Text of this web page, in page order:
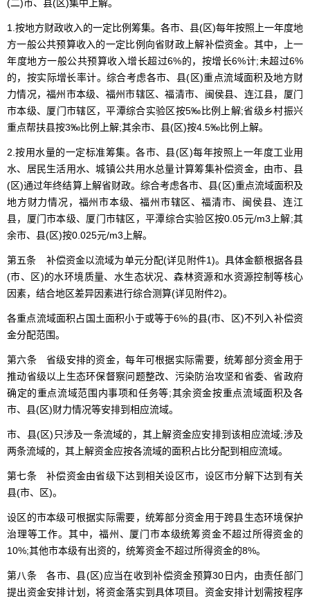
(二)市、县(区)集中上解。
1.按地方财政收入的一定比例筹集。各市、县(区)每年按照上一年度地
方一般公共预算收入的一定比例向省财政上解补偿资金。其中，上一
年度地方一般公共预算收入增长超过6%的，按增长6%计;未超过6%
的，按实际增长率计。综合考虑各市、县(区)重点流域面积及地方财
力情况，福州市本级、福州市辖区、福清市、闽侯县、连江县，厦门
市本级、厦门市辖区，平潭综合实验区按5‰比例上解;省级乡村振兴
重点帮扶县按3‰比例上解;其余市、县(区)按4.5‰比例上解。
2.按用水量的一定标准筹集。各市、县(区)每年按照上一年度工业用
水、居民生活用水、城镇公共用水总量计算筹集补偿资金，由市、县
(区)通过年终结算上解省财政。综合考虑各市、县(区)重点流域面积及
地方财力情况，福州市本级、福州市辖区、福清市、闽侯县、连江
县，厦门市本级、厦门市辖区，平潭综合实验区按0.05元/m3上解;其
余市、县(区)按0.025元/m3上解。
第五条 补偿资金以流域为单元分配(详见附件1)。具体金额根据各县
(市、区)的水环境质量、水生态状况、森林资源和水资源控制等核心
因素，结合地区差异因素进行综合测算(详见附件2)。
各重点流域面积占国土面积小于或等于6%的县(市、区)不列入补偿资
金分配范围。
第六条 省级安排的资金，每年可根据实际需要，统筹部分资金用于
推动省级以上生态环保督察问题整改、污染防治攻坚和省委、省政府
确定的重点流域范围内事项和任务等;其余资金按重点流域面积及各
市、县(区)财力情况等安排到相应流域。
市、县(区)只涉及一条流域的，其上解资金应安排到该相应流域;涉及
两条流域的，其上解资金应按各流域的面积占比分配到相应流域。
第七条 补偿资金由省级下达到相关设区市，设区市分解下达到有关
县(市、区)。
设区的市本级可根据实际需要，统筹部分资金用于跨县生态环境保护
治理等工作。其中，福州、厦门市本级统筹资金不超过所得资金的
10%;其他市本级有出资的，统筹资金不超过所得资金的8%。
第八条 各市、县(区)应当在收到补偿资金预算30日内，由责任部门
提出资金安排计划，将资金落实到具体项目。资金安排计划需按程序